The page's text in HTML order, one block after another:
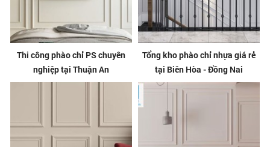
Thi công phào chỉ PS chuyên
nghiệp tại Thuận An
Tổng kho phào chỉ nhựa giá rẻ
tại Biên Hòa - Đồng Nai